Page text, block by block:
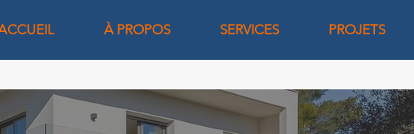
À PROPOS SERVICES PROJETS